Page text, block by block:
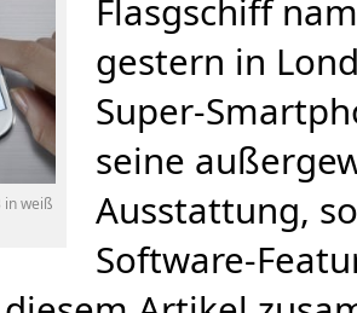
in weiß
Flasgschiff
gestern in
Super-
seine
Ausstattung,
Software-